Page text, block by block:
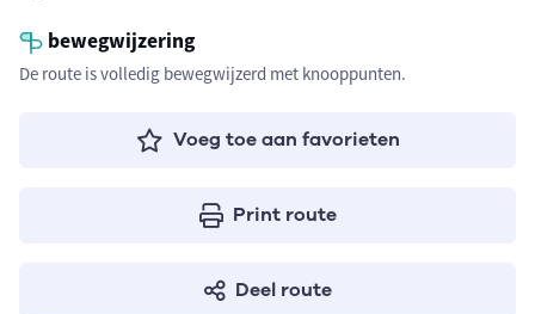
bewegwijzering
De route is volledig bewegwijzerd met knooppunten.
Voeg toe aan favorieten
Print route
Deel route